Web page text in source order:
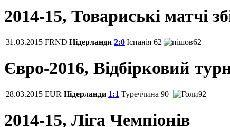
2014-15, Товариські матчі
31.03.2015 FRND Нідерланди 2:0 Іспанія 62 62
Євро-2016, Відбірковий
28.03.2015 EUR Нідерланди 1:1 Туреччина 90 92
2014-15, Ліга Чемпіонів